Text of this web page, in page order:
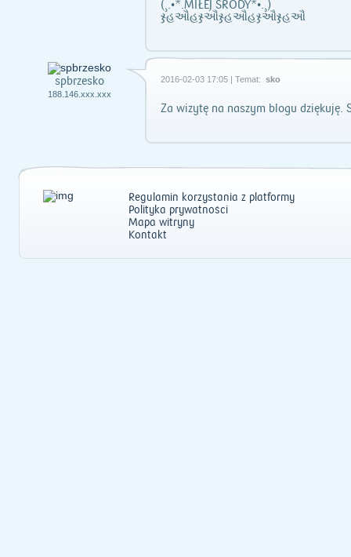
(¸.•*.MIŁEJ ŚRODY*•.¸)
ჯહઔહჯઔჯહઔહჯઔჯહઔ
spbrzesko
188.146.xxx.xxx
2016-02-03 17:05 | Temat: sko
Za wizytę na naszym blogu dziękuję.
Regulamin korzystania z platformy
Polityka prywatności
Mapa witryny
Kontakt